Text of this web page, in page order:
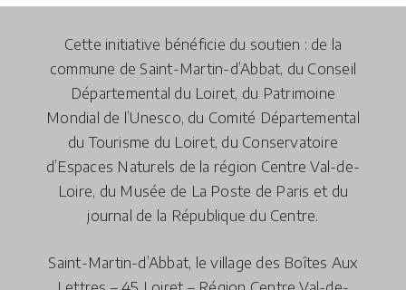
Cette initiative bénéficie du soutien : de la
commune de Saint-Martin-d’Abbat, du Conseil
Départemental du Loiret, du Patrimoine
Mondial de l’Unesco, du Comité Départemental
du Tourisme du Loiret, du Conservatoire
d’Espaces Naturels de la région Centre Val-de-
Loire, du Musée de La Poste de Paris et du
journal de la République du Centre.
Saint-Martin-d’Abbat, le village des Boîtes Aux